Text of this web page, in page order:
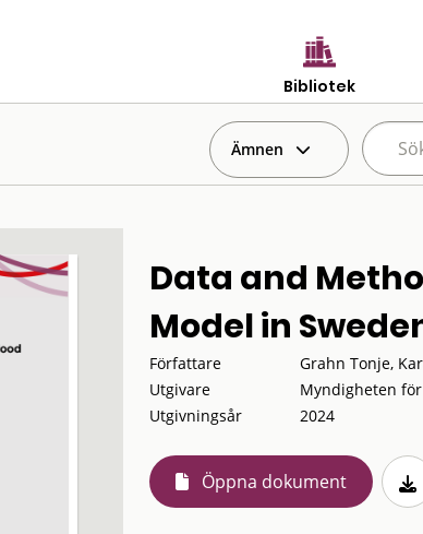
Bibliotek
Ämnen
Data and
Model in
Författare
Grahn Tonje,
Utgivare
Myndigheten
Utgivningsår
2024
Öppna dokument